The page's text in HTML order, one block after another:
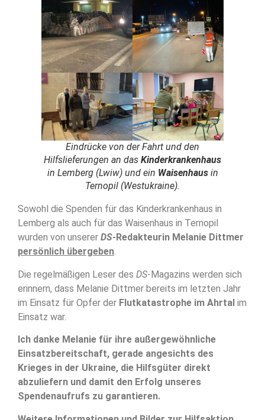
Eindrücke von der Fahrt und den
Hilfslieferungen an das Kinderkrankenhaus
in Lemberg (Lwiw) und ein Waisenhaus in
Ternopil (Westukraine).
Sowohl die Spenden für das Kinderkrankenhaus in
Lemberg als auch für das Waisenhaus in Ternopil
wurden von unserer DS-Redakteurin Melanie Dittmer
persönlich übergeben.
Die regelmäßigen Leser des DS-Magazins werden sich
erinnern, dass Melanie Dittmer bereits im letzten Jahr
im Einsatz für Opfer der Flutkatastrophe im Ahrtal im
Einsatz war.
Ich danke Melanie für ihre außergewöhnliche
Einsatzbereitschaft, gerade angesichts des
Krieges in der Ukraine, die Hilfsgüter direkt
abzuliefern und damit den Erfolg unseres
Spendenaufrufs zu garantieren.